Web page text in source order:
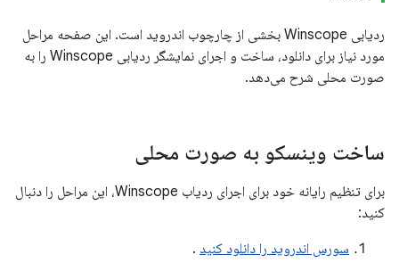
ردیابی Winscope بخشی از چارچوب اندروید است. این صفحه مراحل
مورد نیاز برای دانلود، ساخت و اجرای نمایشگر ردیابی Winscope را به
صورت محلی شرح می‌دهد.
ساخت وینسکو به صورت محلی
برای تنظیم رایانه خود برای اجرای ردیاب Winscope، این مراحل را دنبال
کنید:
سورس اندروید را دانلود کنید .